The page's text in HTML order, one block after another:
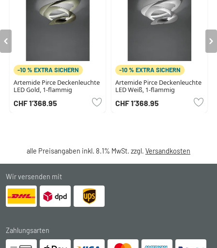
-10 % EXTRA SICHERN
Artemide Pirce Deckenleuchte
LED Gold, 1-flammig
CHF 1’368.95
-10 % EXTRA SICHERN
Artemide Pirce Deckenleuchte
LED Weiß, 1-flammig
CHF 1’368.95
alle Preisangaben inkl. 8.1% MwSt. zzgl. Versandkosten
Wir versenden mit
Zahlungsarten